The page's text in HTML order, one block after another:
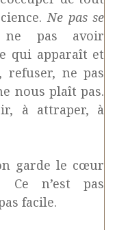
Ne pas se
pas avoir
qui apparaît et
refuser, ne pas
nous plaît pas.
à attraper, à
garde le cœur
Ce n’est pas
facile.